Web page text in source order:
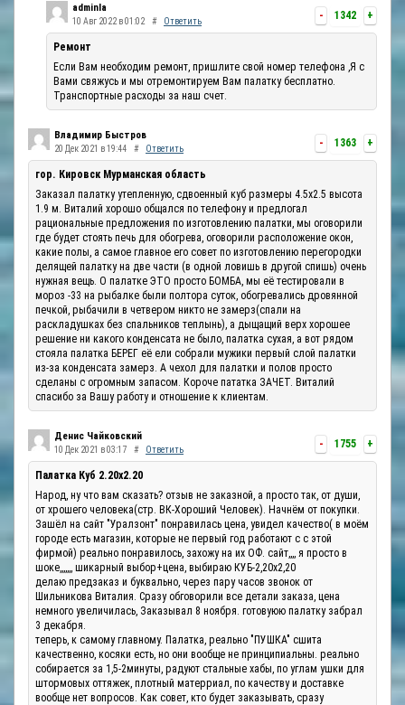
- 1342 +
adminla
10 Авг 2022 в 01:02 # Ответить
Ремонт
Если Вам необходим ремонт, пришлите свой номер телефона ,Я с
Вами свяжусь и мы отремонтируем Вам палатку бесплатно.
Транспортные расходы за наш счет.
- 1363 +
Владимир Быстров
20 Дек 2021 в 19:44 # Ответить
гор. Кировск Мурманская область
Заказал палатку утепленную, сдвоенный куб размеры 4.5х2.5 высота
1.9 м. Виталий хорошо общался по телефону и предлогал
рациональные предложения по изготовлению палатки, мы оговорили
где будет стоять печь для обогрева, оговорили расположение окон,
какие полы, а самое главное его совет по изготовлению перегородки
делящей палатку на две части (в одной ловишь в другой спишь) очень
нужная вещь. О палатке ЭТО просто БОМБА, мы её тестировали в
мороз -33 на рыбалке были полтора суток, обогревались дровянной
печкой, рыбачили в четвером никто не замерз(спали на
раскладушках без спальников теплынь), а дыщащий верх хорошее
решение ни какого конденсата не было, палатка сухая, а вот рядом
стояла палатка БЕРЕГ её ели собрали мужики первый слой палатки
из-за конденсата замерз. А чехол для палатки и полов просто
сделаны с огромным запасом. Короче пататка ЗАЧЕТ. Виталий
спасибо за Вашу работу и отношение к клиентам.
- 1755 +
Денис Чайковский
10 Дек 2021 в 03:17 # Ответить
Палатка Куб 2.20x2.20
Народ, ну что вам сказать? отзыв не заказной, а просто так, от души,
от хрошего человека(стр. ВК-Хороший Человек). Начнём от покупки.
Зашёл на сайт "Уралзонт" понравилась цена, увидел качество( в моём
городе есть магазин, которые не первый год работают с с этой
фирмой) реально понравилось, захожу на их ОФ. сайт,,,, я просто в
шоке,,,,,,, шикарный выбор+цена, выбираю КУБ-2,20х2,20
делаю предзаказ и буквально, через пару часов звонок от
Шильникова Виталия. Сразу обговорили все детали заказа, цена
немного увеличилась, Заказывал 8 ноября. готовуюю палатку забрал
3 декабря.
теперь, к самому главному. Палатка, реально "ПУШКА" сшита
качественно, косяки есть, но они вообще не принципиальны. реально
собирается за 1,5-2минуты, радуют стальные хабы, по углам ушки для
штормовых оттяжек, плотный матерриал, по качеству и доставке
вообще нет вопросов. Как совет, кто будет заказывать, сразу